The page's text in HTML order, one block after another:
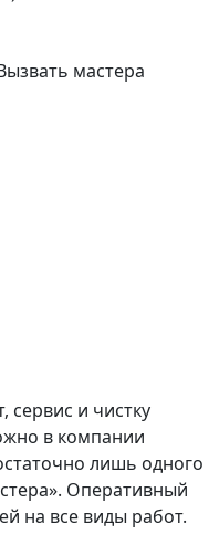
мастера
сервис и чистку
в компании
лишь одного
Оперативный
на все виды работ.